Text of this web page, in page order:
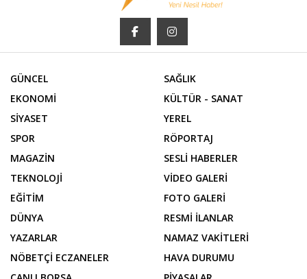
GÜNCEL
EKONOMİ
SİYASET
SPOR
MAGAZİN
TEKNOLOJİ
EĞİTİM
DÜNYA
SAĞLIK
KÜLTÜR - SANAT
YEREL
RÖPORTAJ
SESLİ HABERLER
VİDEO GALERİ
FOTO GALERİ
RESMİ İLANLAR
YAZARLAR
NÖBETÇİ ECZANELER
NAMAZ VAKİTLERİ
HAVA DURUMU